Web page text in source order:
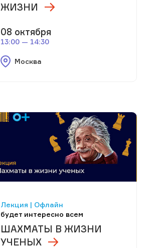
ЖИЗНИ
08 октября
13:00 — 14:30
Москва
Лекция | Офлайн
будет интересно всем
ШАХМАТЫ В ЖИЗНИ
УЧЕНЫХ